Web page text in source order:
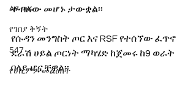
ልዩ ወሬ
የገበያ ቅኝት
547
የሀኪምዎ መልዕክት
ተብለው መሆኑ ታውቋል፡፡
የሱዳን መንግስት ጦር እና RSF የተሰኘው ፈጥኖ
ደራሽ ሀይል ጦርነት ማካሄድ ከጀመሩ ከ9 ወራት
በላይ ሆኗቸዋል፡፡